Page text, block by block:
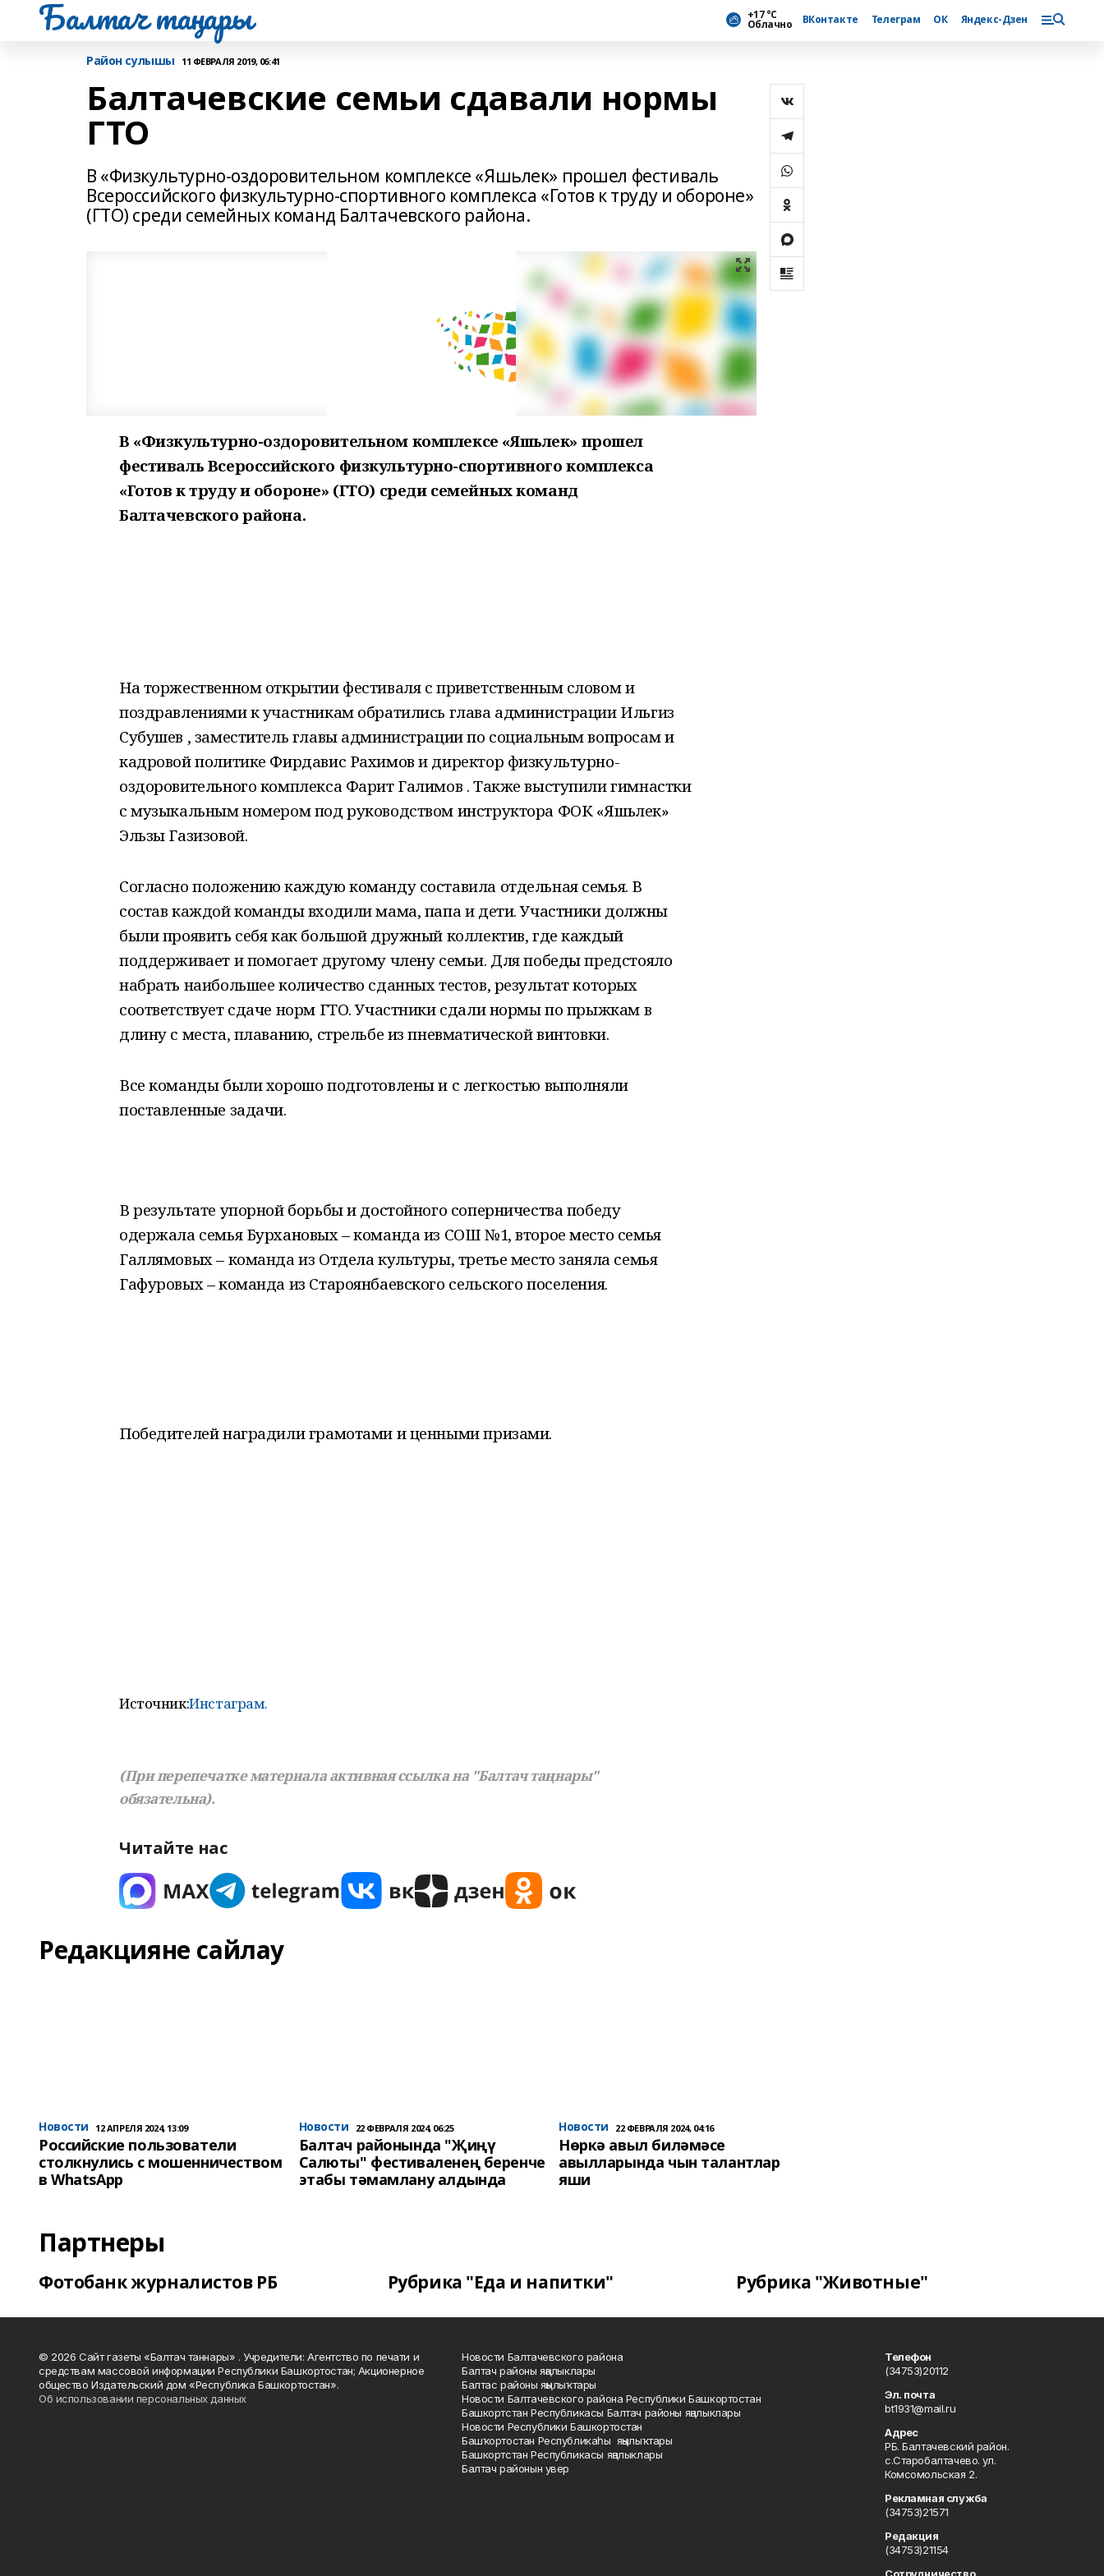
Балтач таңнары +17 °С
Облачно ВКонтакте Телеграм ОК Яндекс-Дзен
Район сулышы 11 ФЕВРАЛЯ 2019, 06:41
Балтачевские семьи сдавали нормы
ГТО
В «Физкультурно-оздоровительном комплексе «Яшьлек» прошел фестиваль
Всероссийского физкультурно-спортивного комплекса «Готов к труду и обороне»
(ГТО) среди семейных команд Балтачевского района.
В «Физкультурно-оздоровительном комплексе «Яшьлек» прошел
фестиваль Всероссийского физкультурно-спортивного комплекса
«Готов к труду и обороне» (ГТО) среди семейных команд
Балтачевского района.
На торжественном открытии фестиваля с приветственным словом и
поздравлениями к участникам обратились глава администрации Ильгиз
Субушев , заместитель главы администрации по социальным вопросам и
кадровой политике Фирдавис Рахимов и директор физкультурно-
оздоровительного комплекса Фарит Галимов . Также выступили гимнастки
с музыкальным номером под руководством инструктора ФОК «Яшьлек»
Эльзы Газизовой.
Согласно положению каждую команду составила отдельная семья. В
состав каждой команды входили мама, папа и дети. Участники должны
были проявить себя как большой дружный коллектив, где каждый
поддерживает и помогает другому члену семьи. Для победы предстояло
набрать наибольшее количество сданных тестов, результат которых
соответствует сдаче норм ГТО. Участники сдали нормы по прыжкам в
длину с места, плаванию, стрельбе из пневматической винтовки.
Все команды были хорошо подготовлены и с легкостью выполняли
поставленные задачи.
В результате упорной борьбы и достойного соперничества победу
одержала семья Бурхановых – команда из СОШ №1, второе место семья
Галлямовых – команда из Отдела культуры, третье место заняла семья
Гафуровых – команда из Староянбаевского сельского поселения.
Победителей наградили грамотами и ценными призами.
Источник:Инстаграм.
(При перепечатке материала активная ссылка на "Балтач таңнары"
обязательна).
Читайте нас
Редакцияне сайлау
Новости 12 АПРЕЛЯ 2024, 13:09
Российские пользователи
столкнулись с мошенничеством
в WhatsApp
Новости 22 ФЕВРАЛЯ 2024, 06:25
Балтач районында "Җиңү
Салюты" фестиваленең беренче
этабы тәмамлану алдында
Новости 22 ФЕВРАЛЯ 2024, 04:16
Нөркә авыл биләмәсе
авылларында чын талантлар
яши
Партнеры
Фотобанк журналистов РБ Рубрика "Еда и напитки" Рубрика "Животные"
© 2026 Сайт газеты «Балтач таннары» . Учредители: Агентство по печати и
средствам массовой информации Республики Башкортостан; Акционерное
общество Издательский дом «Республика Башкортостан».
Об использовании персональных данных
Новости Балтачевского района
Балтач районы яңалыклары
Балтас районы яңылыҡтары
Новости Балтачевского района Республики Башкортостан
Башкортстан Республикасы Балтач районы яңалыклары
Новости Республики Башкортостан
Башҡортостан Республикаһы яңылыҡтары
Башкортстан Республикасы яңалыклары
Балтач районын увер
Телефон
(34753)20112
Эл. почта
bt1931@mail.ru
Адрес
РБ. Балтачевский район.
с.Старобалтачево. ул.
Комсомольская 2.
Рекламная служба
(34753)21571
Редакция
(34753)21154